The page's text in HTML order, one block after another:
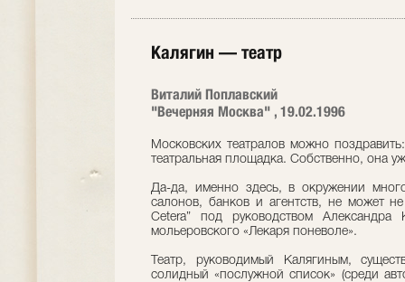
Калягин — театр
Виталий Поплавский
"Вечерняя Москва" , 19.02.1996
Московских театралов можно
театральная площадка. Собственно, она
Да-да, именно здесь, в окружении
салонов, банков и агентств, не может
Сetera” под руководством Александра
мольеровского «Лекаря поневоле».
Театр, руководимый Калягиным,
солидный «послужной список» (среди